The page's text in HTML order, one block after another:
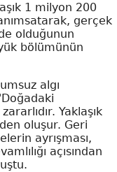
1 milyon 200
gerçek
olduğunun
bölümünün
algı
Yaklaşık
oluşur. Geri
ayrışması,
açısından